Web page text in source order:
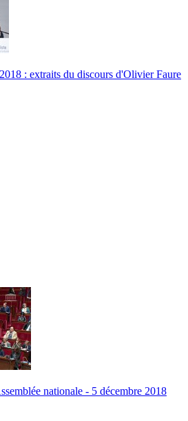
: extraits du discours d'Olivier Faure
nationale - 5 décembre 2018